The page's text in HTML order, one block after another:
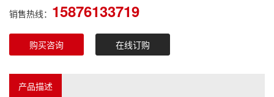
销售热线： 15876133719
购买咨询 在线订购
产品描述